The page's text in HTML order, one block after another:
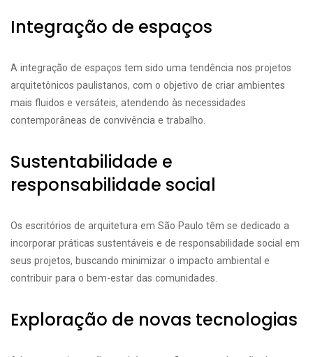
Integração de espaços
A integração de espaços tem sido uma tendência nos projetos
arquitetônicos paulistanos, com o objetivo de criar ambientes
mais fluidos e versáteis, atendendo às necessidades
contemporâneas de convivência e trabalho.
Sustentabilidade e
responsabilidade social
Os escritórios de arquitetura em São Paulo têm se dedicado a
incorporar práticas sustentáveis e de responsabilidade social em
seus projetos, buscando minimizar o impacto ambiental e
contribuir para o bem-estar das comunidades.
Exploração de novas tecnologias